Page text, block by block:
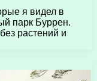
я видел в
парк Буррен.
растений и